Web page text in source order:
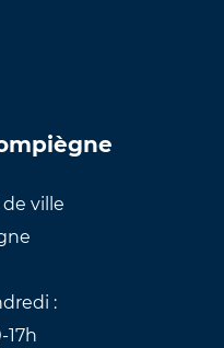
ville
:
17h